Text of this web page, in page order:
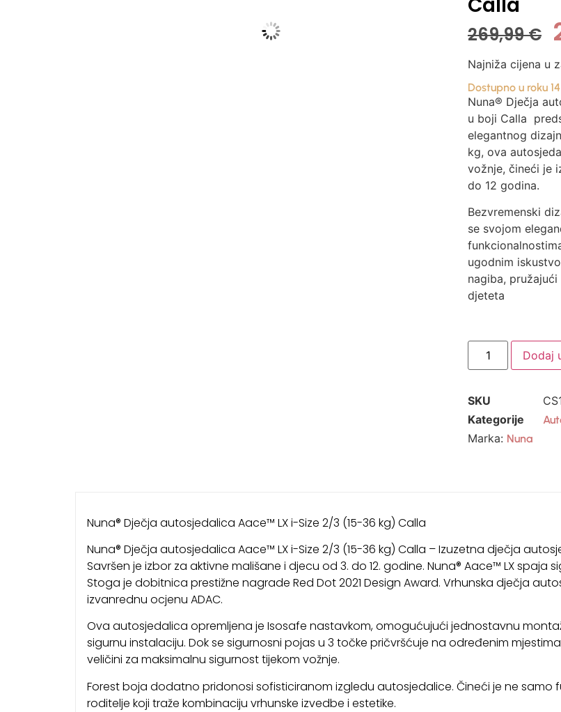
269,99€
Najniža cijena u
Dostupno u roku
Nuna® Dječja
u boji Calla
elegantnog
kg, ova
vožnje, čineći je
do 12 godina.
Bezvremenski
se svojom
ugodnim
nagiba,
djeteta
Dodaj
SKU
Kategorije
Marka: Nuna
Nuna® Dječja autosjedalica Aace™ LX i-Size 2/3 (15-36 kg) Calla
Nuna® Dječja autosjedalica Aace™ LX i-Size 2/3 (15-36 kg) Calla – Izuzetna dječja
Savršen je izbor za aktivne mališane i djecu od 3. do 12. godine. Nuna® Aace™ LX
Stoga je dobitnica prestižne nagrade Red Dot 2021 Design Award. Vrhunska dječja
izvanrednu ocjenu ADAC.
Ova autosjedalica opremljena je Isosafe nastavkom, omogućujući jednostavnu
sigurnu instalaciju. Dok se sigurnosni pojas u 3 točke pričvršćuje na određenim
veličini za maksimalnu sigurnost tijekom vožnje.
Forest boja dodatno pridonosi sofisticiranom izgledu autosjedalice. Čineći je ne samo
roditelje koji traže kombinaciju vrhunske izvedbe i estetike.